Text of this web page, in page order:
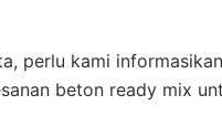
perlu kami
beton ready mix